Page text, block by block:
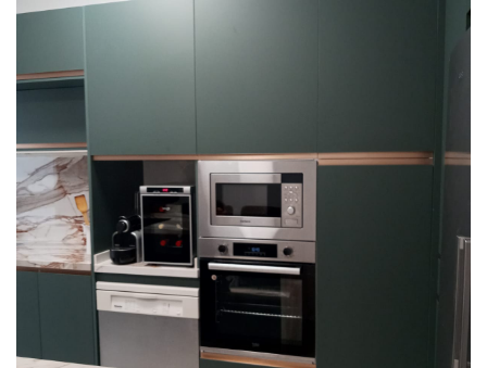
COCINAS
Cocina 15